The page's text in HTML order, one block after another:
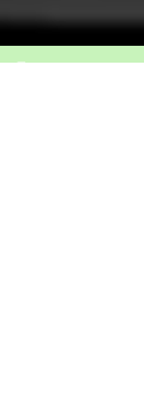
Fier partenaire